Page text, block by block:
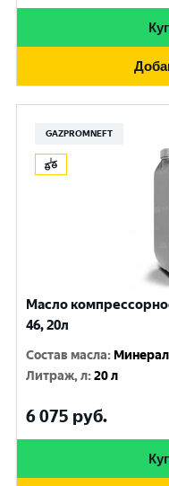
GAZPROMNEFT
Масло
46, 20л
Состав масла:
Литраж, л:20 л
6 075 руб.